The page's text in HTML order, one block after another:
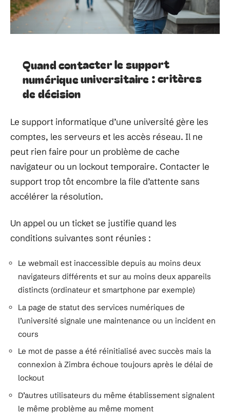
Quand contacter le support
numérique universitaire : critères
de décision
Le support informatique d’une université gère les
comptes, les serveurs et les accès réseau. Il ne
peut rien faire pour un problème de cache
navigateur ou un lockout temporaire. Contacter le
support trop tôt encombre la file d’attente sans
accélérer la résolution.
Un appel ou un ticket se justifie quand les
conditions suivantes sont réunies :
Le webmail est inaccessible depuis au moins deux
navigateurs différents et sur au moins deux appareils
distincts (ordinateur et smartphone par exemple)
La page de statut des services numériques de
l’université signale une maintenance ou un incident en
cours
Le mot de passe a été réinitialisé avec succès mais la
connexion à Zimbra échoue toujours après le délai de
lockout
D’autres utilisateurs du même établissement signalent
le même problème au même moment